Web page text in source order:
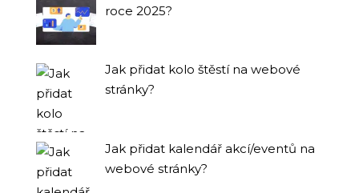
roce 2025?
Jak přidat kolo štěstí na webové
stránky?
Jak přidat kalendář akcí/eventů na
webové stránky?